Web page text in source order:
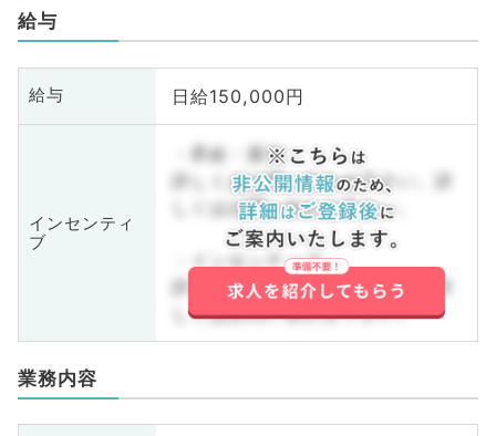
給与
給与 日給150,000円
インセンティ
ブ
・昇給・賞与
詳しくはお問い合わせ下さい。詳
しくはお問い合わせ下さい。
・インセンティブ
詳しくはお問い合わせ下さい。詳
しくはお問い合わせ下さい。
業務内容